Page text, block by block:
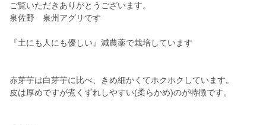
ご覧いただきありがとうございます。
泉佐野 泉州アグリです
『土にも人にも優しい』減農薬で栽培しています
赤芽芋は白芽芋に比べ、きめ細かくてホクホクしています。
皮は厚めですが煮くずれしやすい(柔らかめ)のが特徴です。